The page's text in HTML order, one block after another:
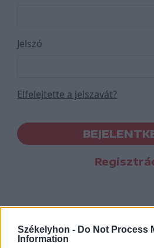
Székelyhon - Do Not Process
Information
Jelszó
Elfelejtette a jelszavát?